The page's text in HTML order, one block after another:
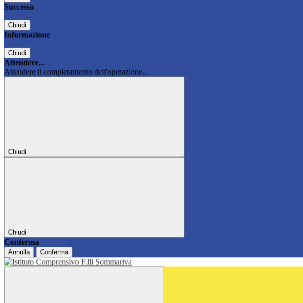
Successo
Chiudi
Informazione
Chiudi
Attendere...
Attendere il completamento dell'operazione...
Chiudi
Chiudi
Conferma
Annulla Conferma